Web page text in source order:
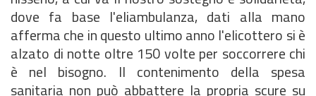
dove fa base l'eliambulanza, dati alla mano
afferma che in questo ultimo anno l'elicottero si è
alzato di notte oltre 150 volte per soccorrere chi
è nel bisogno. Il contenimento della spesa
sanitaria non può abbattere la propria scure su